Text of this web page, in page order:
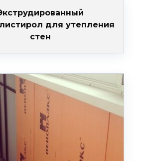
для утепления
стен